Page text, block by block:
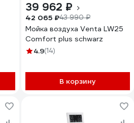
39 962 ₽
42 065 ₽43 990 ₽
Мойка воздуха Venta LW25
Comfort plus schwarz
4.9(14)
В корзину